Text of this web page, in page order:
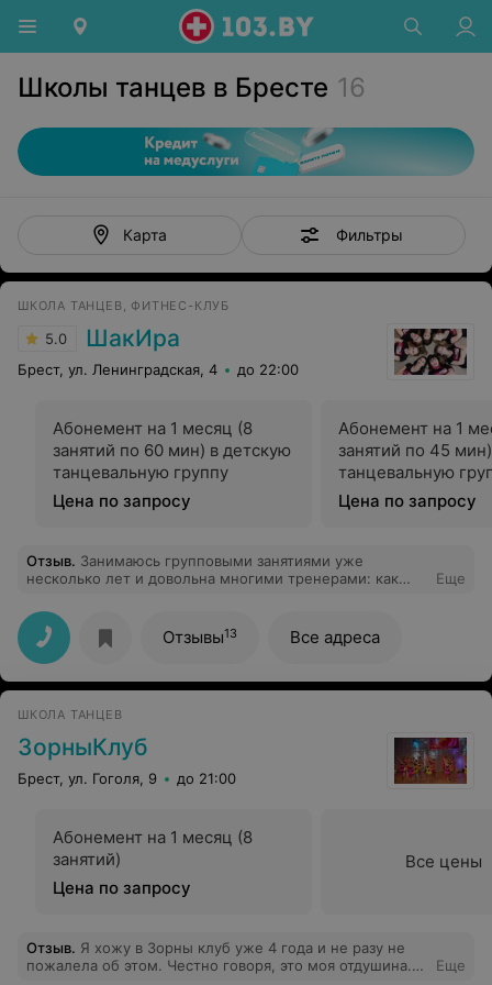
Школы танцев в Бресте 16
Карта Фильтры
ШКОЛА ТАНЦЕВ, ФИТНЕС-КЛУБ
5.0 ШакИра
Брест, ул. Ленинградская, 4 до 22:00
Абонемент на 1 месяц (8
занятий по 60 мин) в детскую
танцевальную группу
Цена по запросу
Абонемент на 1
занятий по 45
танцевальную
Цена по запросу
Отзыв. Занимаюсь групповыми занятиями уже
несколько лет и довольна многими тренерами: как
оригинальные упражнения дают, в каком темпе, и
насколько каждое занятие отличное от предыдущего.
Не было ни одной полностью одинаковой тренировки.
Комплексы упражнений, разнообразные и интересные
связки - такие популярные сегодня и совпадают с
своего дела. После занятий хочется "летать",
чувствуешь себя совершенно другим человек,
появляется некая сумасшедшая энергия. Приятно, что
администрация клуба уважает и ценит своих клиентов,
внедряя скидки постоянным клиентам, заманчивые
Еще
Отзывы13 Все адреса
ШКОЛА ТАНЦЕВ
ЗорныКлуб
Брест, ул. Гоголя, 9 до 21:00
Абонемент на 1 месяц (8
занятий)
Цена по запросу
Все цены
Отзыв. Я хожу в Зорны клуб уже 4 года и не разу не
пожалела об этом. Честно говоря, это моя отдушина.
Еще